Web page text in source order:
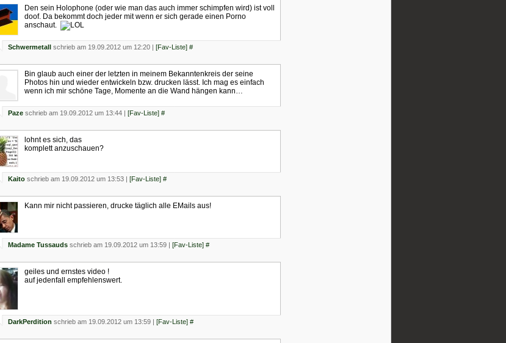
Den sein Holophone (oder wie man das auch immer schimpfen wird) ist voll
doof. Da bekommt doch jeder mit wenn er sich gerade einen Porno
anschaut.
Schwermetall schrieb am 19.09.2012 um 12:20 | [Fav-Liste] #
Bin glaub auch einer der letzten in meinem Bekanntenkreis der seine
Photos hin und wieder entwickeln bzw. drucken lässt. Ich mag es einfach
wenn ich mir schöne Tage, Momente an die Wand hängen kann…
Paze schrieb am 19.09.2012 um 13:44 | [Fav-Liste] #
lohnt es sich, das
komplett anzuschauen?
Kaito schrieb am 19.09.2012 um 13:53 | [Fav-Liste] #
Kann mir nicht passieren, drucke täglich alle EMails aus!
Madame Tussauds schrieb am 19.09.2012 um 13:59 | [Fav-Liste] #
geiles und ernstes video !
auf jedenfall empfehlenswert.
DarkPerdition schrieb am 19.09.2012 um 13:59 | [Fav-Liste] #